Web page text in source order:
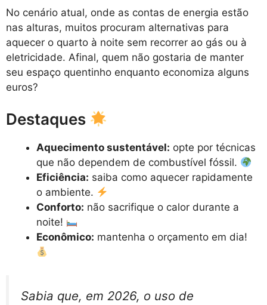
No cenário atual, onde as contas de energia estão
nas alturas, muitos procuram alternativas para
aquecer o quarto à noite sem recorrer ao gás ou à
eletricidade. Afinal, quem não gostaria de manter
seu espaço quentinho enquanto economiza alguns
euros?
Destaques
Aquecimento sustentável: opte por técnicas
que não dependem de combustível fóssil.
Eficiência: saiba como aquecer rapidamente
o ambiente.
Conforto: não sacrifique o calor durante a
noite!
Econômico: mantenha o orçamento em dia!
Sabia que, em 2026, o uso de